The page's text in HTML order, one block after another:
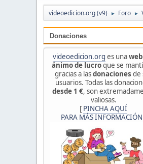
videoedicion.org (v9) ► Foro ►
Donaciones
videoedicion.org es una
ánimo de lucroque se
gracias a lasdonaciones de
usuarios. Todas las
desde 1 €, son
valiosas.
[ PINCHA AQUÍ
PARA MÁS INFORMACIÓN